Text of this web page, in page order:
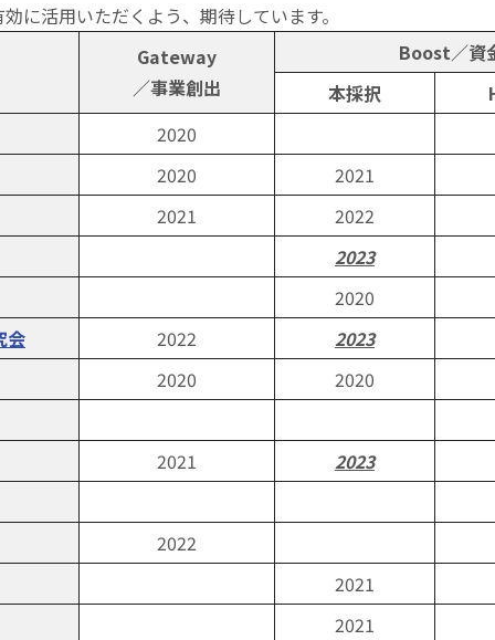
に活用いただくよう、期待しています。
Gateway
／事業創出
Boost／資
本採択
2020
2020
2021
2021
2022
2023
2020
会
2022
2023
2020
2020
2021 2023
2022
2021
2021